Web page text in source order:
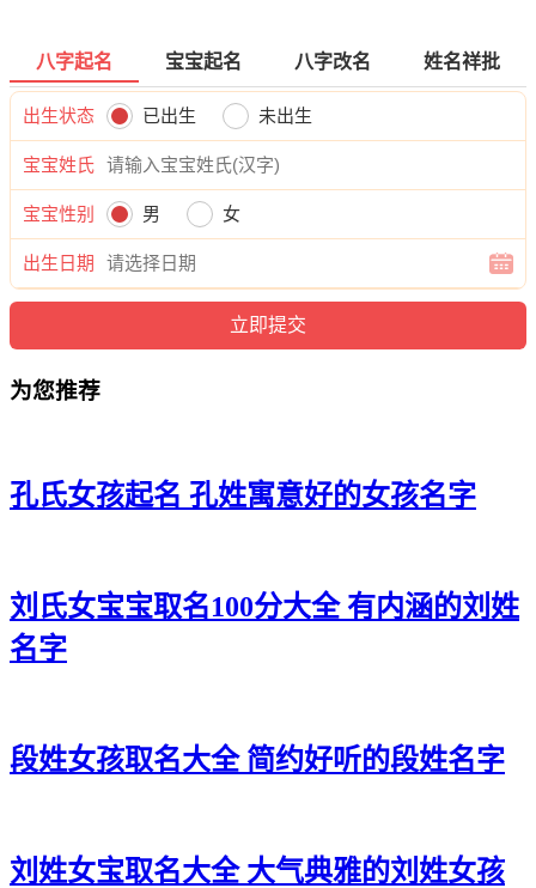
慧、傲汐、雨儿、睿晓、萱玥、影梦、影绮、蓝梵、俪影、悠
雅、洛儿、冉婕、颖琳、姿傲、娇卿、清茵、水伊、谷娴。
八字起名 宝宝起名 八字改名 姓名祥批
出生状态 已出生 未出生
宝宝姓氏
宝宝性别 男 女
出生日期
为您推荐
孔氏女孩起名 孔姓寓意好的女孩名字
刘氏女宝宝取名100分大全 有内涵的刘姓
名字
段姓女孩取名大全 简约好听的段姓名字
刘姓女宝取名大全 大气典雅的刘姓女孩